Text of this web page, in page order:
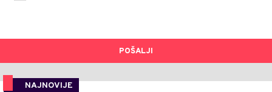
POŠALJI
NAJNOVIJE